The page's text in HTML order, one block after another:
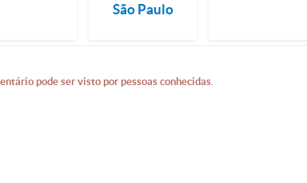
São Paulo
pode ser visto por pessoas conhecidas.